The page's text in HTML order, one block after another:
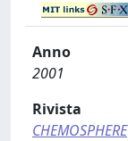
Anno
2001
Rivista
CHEMOSPHERE